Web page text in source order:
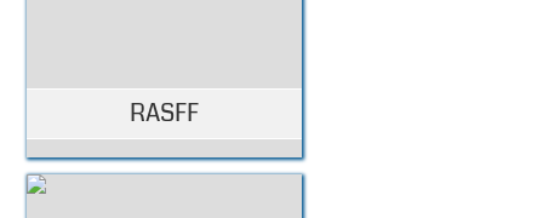
RASFF